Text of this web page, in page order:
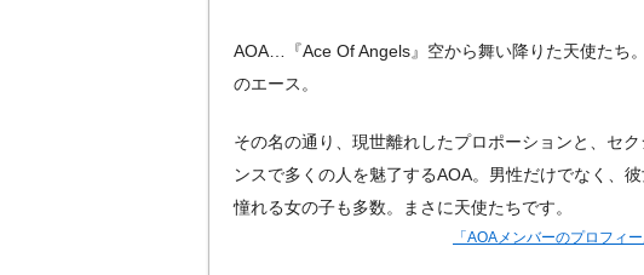
AOA…『Ace Of Angels』空から舞い降りた天使たち
のエース。
その名の通り、現世離れしたプロポーションと、セ
ンスで多くの人を魅了するAOA。男性だけでなく、
憧れる女の子も多数。まさに天使たちです。
「AOAメンバーのプロフィ